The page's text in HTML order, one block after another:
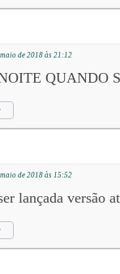
de 2018 às 21:12
QUANDO
de 2018 às 15:52
lançada versão